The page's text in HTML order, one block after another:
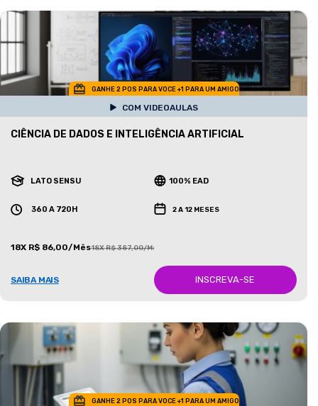
GANHE 2 POS PARA VOCE +1 PARA UM AMIGO
COM VIDEOAULAS
CIÊNCIA DE DADOS E INTELIGÊNCIA ARTIFICIAL
LATO SENSU 100% EAD
360 A 720H 2 A 12 MESES
18X R$ 86,00/Mês18X R$ 387,00/Mês
SAIBA MAIS INSCREVA-SE
GANHE 2 POS PARA VOCE +1 PARA UM AMIGO